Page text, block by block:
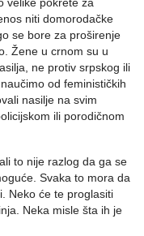
velike pokrete za
niti domorodačke
se bore za proširenje
Žene u crnom su u
ne protiv srpskog ili
od feminističkih
nasilje na svim
ili porodičnom
to nije razlog da ga se
Svaka to mora da
Neko će te proglasiti
Neka misle šta ih je